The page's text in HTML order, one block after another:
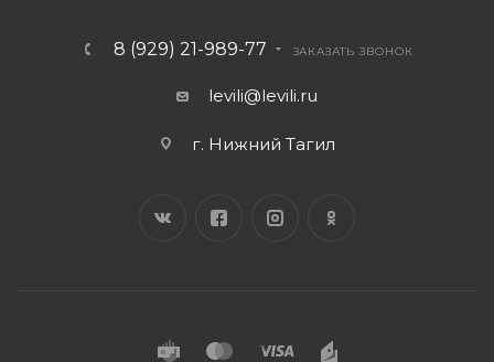
8 (929) 21-989-77 ЗАКАЗАТЬ ЗВОНОК
levili@levili.ru
г. Нижний Тагил